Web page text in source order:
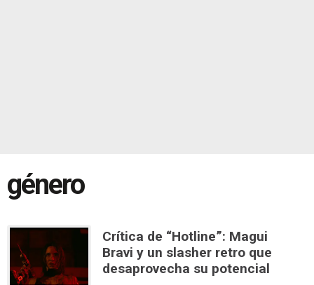
género
Crítica de “Hotline”: Magui
Bravi y un slasher retro que
desaprovecha su potencial